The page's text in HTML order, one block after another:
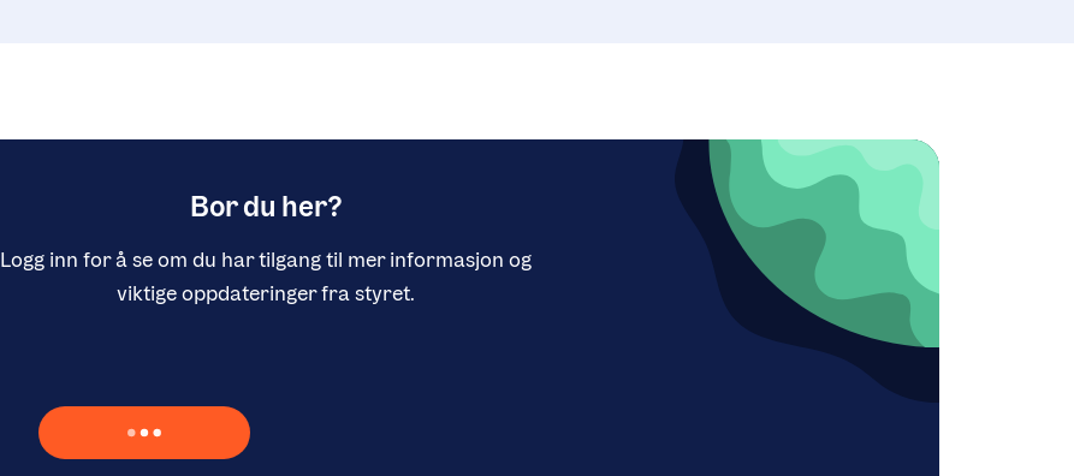
Bor du her?
Logg inn for å se om du har tilgang til mer informasjon og
viktige oppdateringer fra styret.
Laster inn Vipps …